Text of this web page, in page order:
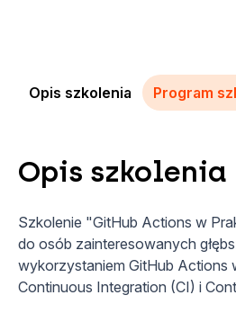
Opis szkolenia Program
Opis szkolenia
Szkolenie "GitHub Actions w
do osób zainteresowanych
wykorzystaniem GitHub Actions
Continuous Integration (CI) i